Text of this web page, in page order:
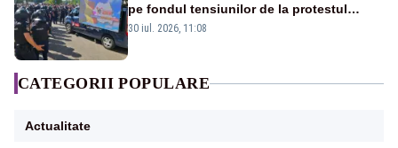
pe fondul tensiunilor de la protestul
masiv al fermierilor - VIDEO
30 iul. 2026, 11:08
CATEGORII POPULARE
Actualitate